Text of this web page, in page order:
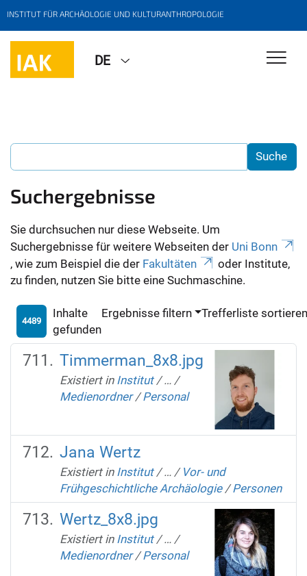
INSTITUT FÜR ARCHÄOLOGIE UND KULTURANTHROPOLOGIE
DE
Suchergebnisse
Sie durchsuchen nur diese Webseite. Um
Suchergebnisse für weitere Webseiten der Uni Bonn
, wie zum Beispiel die der Fakultäten
oder Institute,
zu finden, nutzen Sie bitte eine Suchmaschine.
4489
Inhalte
gefunden
Ergebnisse filtern Trefferliste
Timmerman_8x8.jpg
Existiert in Institut /… /
Medienordner /Personal
Jana Wertz
Existiert in Institut /… / Vor- und
Frühgeschichtliche Archäologie /Personen
Wertz_8x8.jpg
Existiert in Institut /… /
Medienordner /Personal